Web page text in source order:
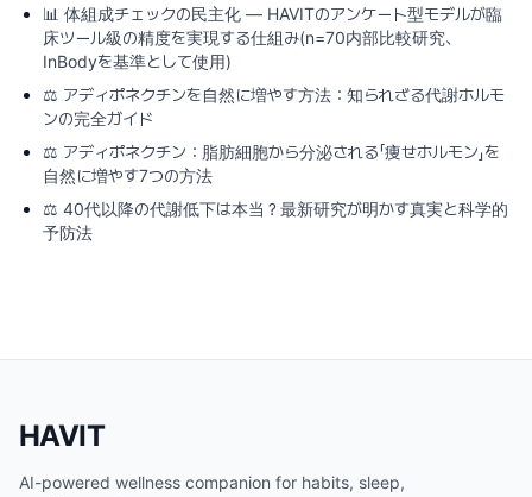
📊 体組成チェックの民主化 — HAVITのアンケート型モデルが臨
床ツール級の精度を実現する仕組み(n=70内部比較研究、
InBodyを基準として使用)
⚖️ アディポネクチンを自然に増やす方法：知られざる代謝ホルモ
ンの完全ガイド
⚖️ アディポネクチン：脂肪細胞から分泌される「痩せホルモン」を
自然に増やす7つの方法
⚖️ 40代以降の代謝低下は本当？最新研究が明かす真実と科学的
予防法
HAVIT
AI-powered wellness companion for habits, sleep,